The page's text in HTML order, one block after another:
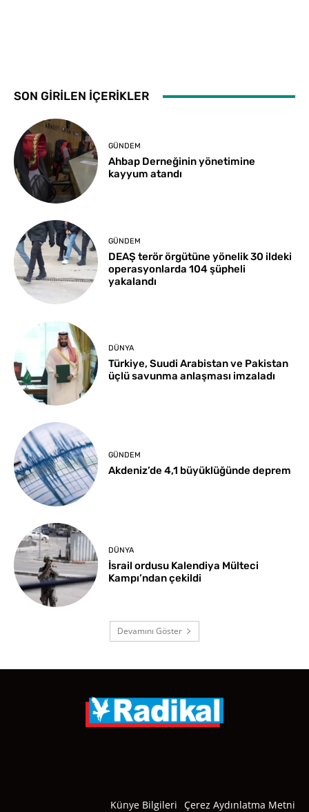
SON GİRİLEN İÇERİKLER
GÜNDEM
Ahbap Derneğinin yönetimine
kayyum atandı
GÜNDEM
DEAŞ terör örgütüne yönelik 30 ildeki
operasyonlarda 104 şüpheli
yakalandı
DÜNYA
Türkiye, Suudi Arabistan ve Pakistan
üçlü savunma anlaşması imzaladı
GÜNDEM
Akdeniz’de 4,1 büyüklüğünde deprem
DÜNYA
İsrail ordusu Kalendiya Mülteci
Kampı’ndan çekildi
Devamını Göster
Künye Bilgileri Çerez Aydınlatma Metni